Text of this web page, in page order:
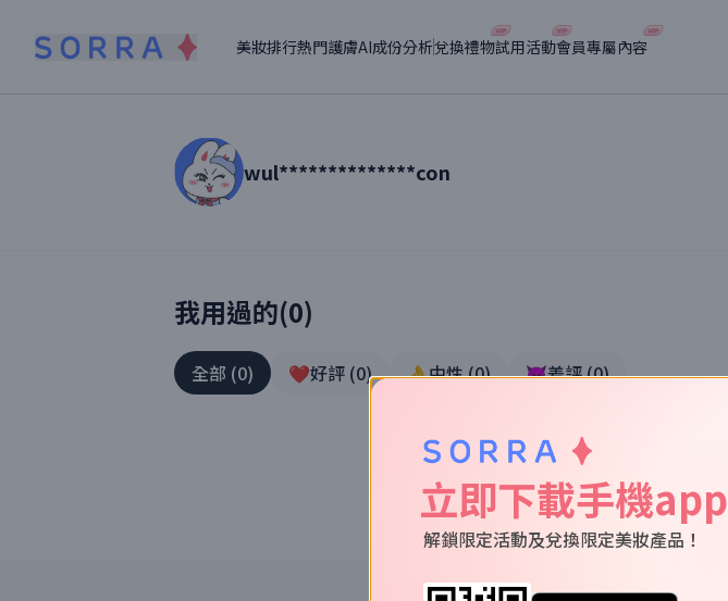
美妝排行熱門護膚AI成份分析兌換禮物試用活動會員專屬內容
讀者【wul**************con 】美妝真實體驗
wul**************con
我用過的(0)
全部 (0) ❤️好評 (0) 👌中性(0) 👿差評(0)
立即下載手機app
解鎖限定活動及兌換限定美妝產品！